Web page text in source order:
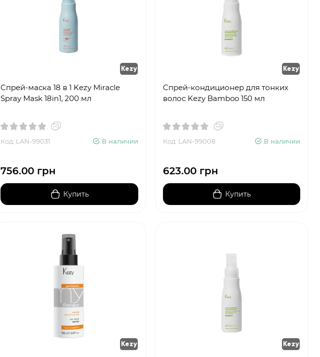
Kezy
Спрей-маска 18 в 1 Kezy Miracle
Spray Mask 18in1, 200 мл
Код: LAN-99031 В наличии
756.00 грн
Купить
Kezy
Спрей-кондиционер для тонких
волос Kezy Bamboo 150 мл
Код: LAN-99008 В наличии
623.00 грн
Купить
Kezy Kezy